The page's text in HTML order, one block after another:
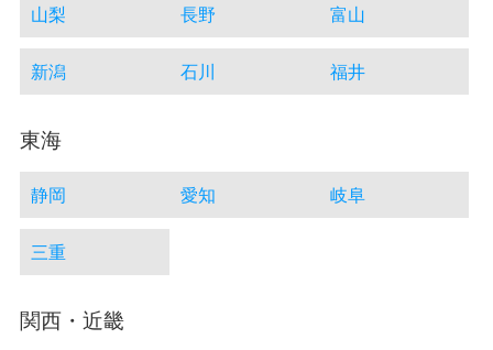
山梨 長野 富山
新潟 石川 福井
東海
静岡 愛知 岐阜
三重
関西・近畿